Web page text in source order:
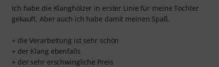
Ich habe die Klanghölzer in erster Linie für meine Tochter
gekauft. Aber auch ich habe damit meinen Spaß.
+ die Verarbeitung ist sehr schön
+ der Klang ebenfalls
+ der sehr erschwingliche Preis